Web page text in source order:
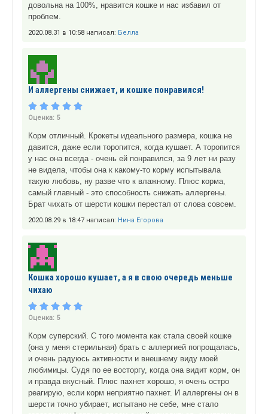
довольна на 100%, нравится кошке и нас избавил от
проблем.
2020.08.31 в 10:58 написал: Белла
И аллергены снижает, и кошке понравился!
Оценка: 5
Корм отличный. Крокеты идеального размера, кошка не
давится, даже если торопится, когда кушает. А торопится
у нас она всегда - очень ей понравился, за 9 лет ни разу
не видела, чтобы она к какому-то корму испытывала
такую любовь, ну разве что к влажному. Плюс корма,
самый главный - это способность снижать аллергены.
Брат чихать от шерсти кошки перестал от слова совсем.
2020.08.29 в 18:47 написал: Нина Егорова
Кошка хорошо кушает, а я в свою очередь меньше
чихаю
Оценка: 5
Корм суперский. С того момента как стала своей кошке
(она у меня стерильная) брать с аллергией попрощалась,
и очень радуюсь активности и внешнему виду моей
любимицы. Судя по ее восторгу, когда она видит корм, он
и правда вкусный. Плюс пахнет хорошо, я очень остро
реагирую, если корм неприятно пахнет. И аллергены он в
шерсти точно убирает, испытано не себе, мне стало